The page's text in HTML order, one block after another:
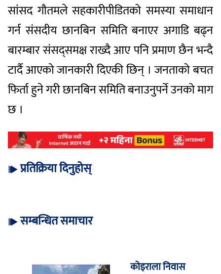
सांसद गौतमले सहकारीपीडितको समस्या समाधान
गर्न संसदीय छानबिन समिति बनाएर अगाडि बढ्न
बारम्बार संसद्समक्ष राख्दै आए पनि प्रमाण छैन भन्दै
टार्दै आएको जानकारी दिएकी छिन् । जनताको बचत
फिर्ता हुने गरी छानबिन समिति बनाउनुपर्ने उनको माग
छ ।
प्रतिक्रिया दिनुहोस्
सम्बन्धित समाचार
कोइराला निवास